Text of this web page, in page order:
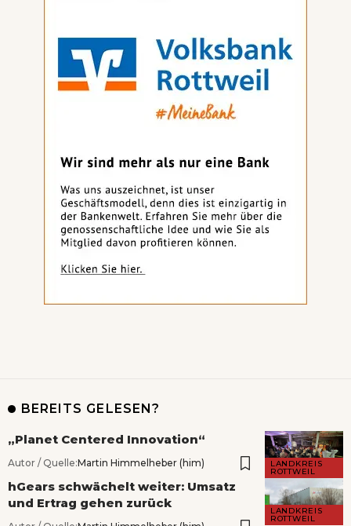
BEREITS GELESEN?
LANDKREIS
ROTTWEIL
„Planet Centered Innovation“
Autor / Quelle:Martin Himmelheber (him)
LANDKREIS
ROTTWEIL
hGears schwächelt weiter: Umsatz
und Ertrag gehen zurück